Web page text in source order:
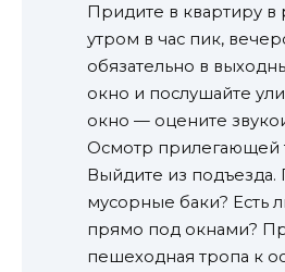
Придите в квартиру в
утром в час пик,
обязательно в
окно и послушайте
окно — оцените
Осмотр прилегающей
Выйдите из подъезда.
мусорные баки? Есть
прямо под окнами?
пешеходная тропа к